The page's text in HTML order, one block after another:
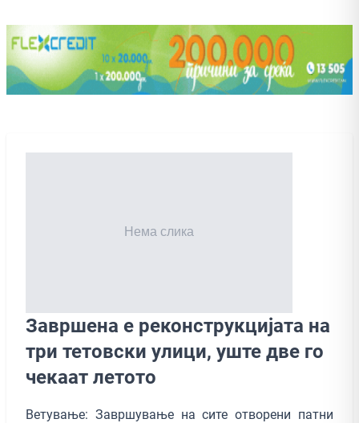
Завршена е реконструкцијата на
три тетовски улици, уште две го
чекаат летото
Ветување: Завршување на сите отворени патни